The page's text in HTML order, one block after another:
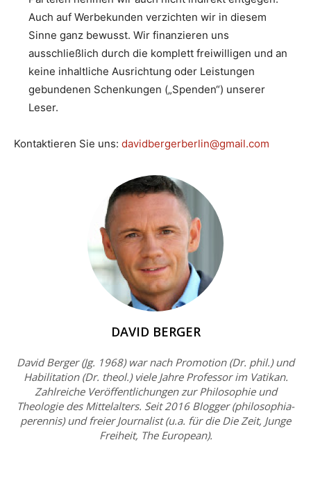
Auch auf Werbekunden verzichten wir in diesem
Sinne ganz bewusst. Wir finanzieren uns
ausschließlich durch die komplett freiwilligen und an
keine inhaltliche Ausrichtung oder Leistungen
gebundenen Schenkungen („Spenden“) unserer
Leser.
Kontaktieren Sie uns: davidbergerberlin@gmail.com
DAVID BERGER
David Berger (Jg. 1968) war nach Promotion (Dr. phil.) und
Habilitation (Dr. theol.) viele Jahre Professor im Vatikan.
Zahlreiche Veröffentlichungen zur Philosophie und
Theologie des Mittelalters. Seit 2016 Blogger (philosophia-
perennis) und freier Journalist (u.a. für die Die Zeit, Junge
Freiheit, The European).